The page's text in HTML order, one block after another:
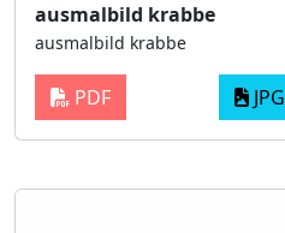
ausmalbild krabbe
ausmalbild krabbe
PDF JPG